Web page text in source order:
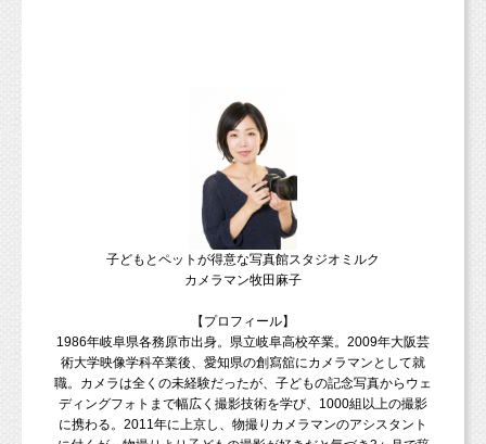
子どもとペットが得意な写真館スタジオミルク
カメラマン牧田麻子
【プロフィール】
1986年岐阜県各務原市出身。県立岐阜高校卒業。2009年大阪芸
術大学映像学科卒業後、愛知県の創寫舘にカメラマンとして就
職。カメラは全くの未経験だったが、子どもの記念写真からウェ
ディングフォトまで幅広く撮影技術を学び、1000組以上の撮影
に携わる。2011年に上京し、物撮りカメラマンのアシスタント